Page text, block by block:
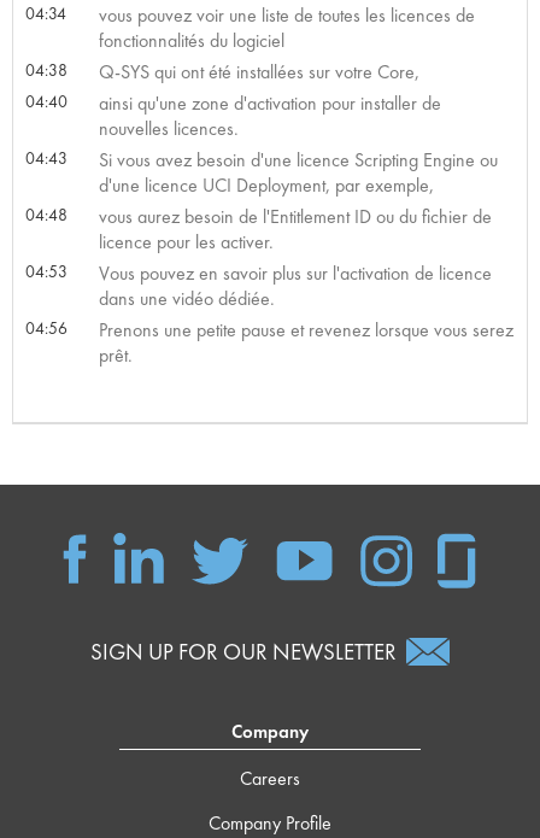
04:34
vous pouvez voir une liste de toutes les licences de
fonctionnalités du logiciel
04:38 Q-SYS qui ont été installées sur votre Core,
04:40
ainsi qu'une zone d'activation pour installer de
nouvelles licences.
04:43
Si vous avez besoin d'une licence Scripting Engine ou
d'une licence UCI Deployment, par exemple,
04:48
vous aurez besoin de l'Entitlement ID ou du fichier de
licence pour les activer.
04:53
Vous pouvez en savoir plus sur l'activation de licence
dans une vidéo dédiée.
04:56
Prenons une petite pause et revenez lorsque vous serez
prêt.
SIGN UP FOR OUR NEWSLETTER
Company
Careers
Company Profile